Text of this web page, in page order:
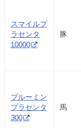
スマイルプ
ラセンタ
10000
豚
ブルーミン
プラセンタ
300
馬